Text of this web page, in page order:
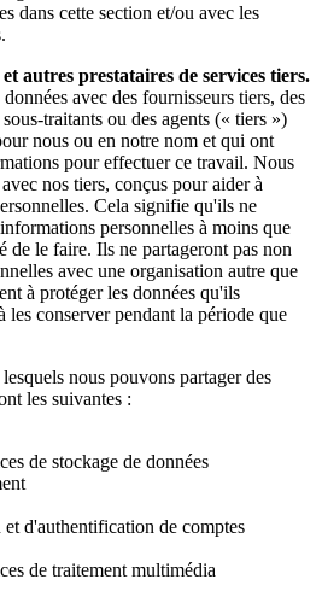
dans cette section et/ou avec les
autres prestataires de services tiers.
avec des fournisseurs tiers, des
traitants ou des agents (« tiers »)
nous ou en notre nom et qui ont
pour effectuer ce travail. Nous
nos tiers, conçus pour aider à
Cela signifie qu'ils ne
personnelles à moins que
de le faire. Ils ne partageront pas non
avec une organisation autre que
à protéger les données qu'ils
les conserver pendant la période que
nous pouvons partager des
les suivantes :
de stockage de données
d'authentification de comptes
de traitement multimédia